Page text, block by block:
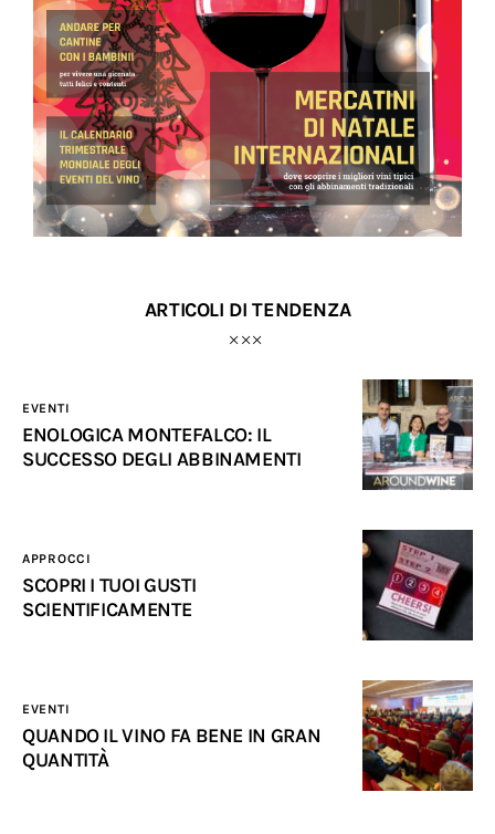
ARTICOLI DI TENDENZA
EVENTI
ENOLOGICA MONTEFALCO: IL
SUCCESSO DEGLI ABBINAMENTI
APPROCCI
SCOPRI I TUOI GUSTI
SCIENTIFICAMENTE
EVENTI
QUANDO IL VINO FA BENE IN GRAN
QUANTITÀ